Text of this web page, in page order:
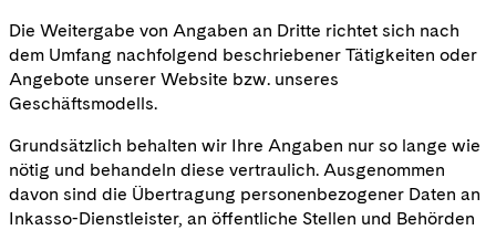
Die Weitergabe von Angaben an Dritte richtet sich nach
dem Umfang nachfolgend beschriebener Tätigkeiten oder
Angebote unserer Website bzw. unseres
Geschäftsmodells.
Grundsätzlich behalten wir Ihre Angaben nur so lange wie
nötig und behandeln diese vertraulich. Ausgenommen
davon sind die Übertragung personenbezogener Daten an
Inkasso-Dienstleister, an öffentliche Stellen und Behörden